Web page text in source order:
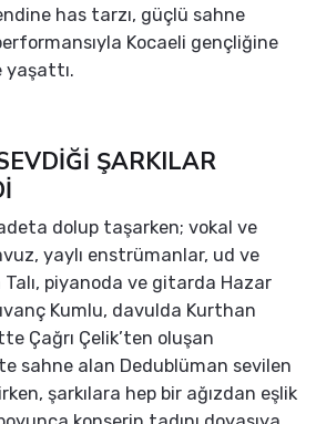
has tarzı, güçlü sahne
Kocaeli gençliğine
yaşattı.
ŞARKILAR
dolup taşarken; vokal ve
yaylı enstrümanlar, ud ve
piyanoda ve gitarda Hazar
Kumlu, davulda Kurthan
Çağrı Çelik’ten oluşan
sahne alan Dedublüman sevilen
şarkılara hep bir ağızdan eşlik